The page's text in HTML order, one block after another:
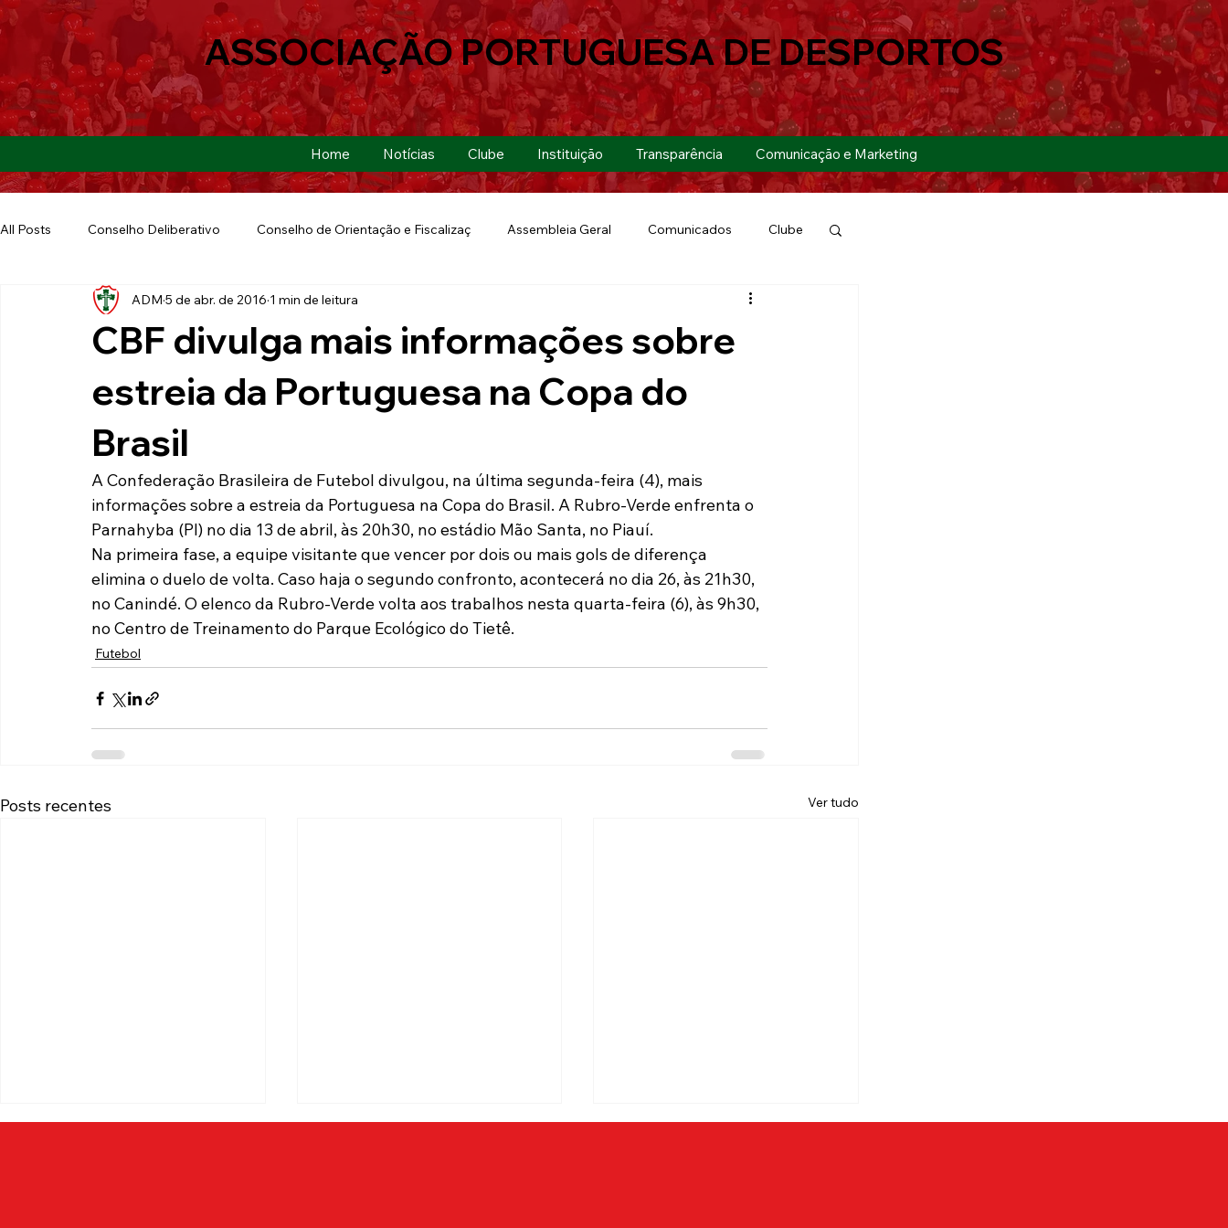
Home Notícias Clube Instituição Transparência Comunicação e Marketing
ASSOCIAÇÃO PORTUGUESA DE DESPORTOS
All Posts Conselho Deliberativo Conselho de Orientação e Fiscalizaç Assembleia Geral Comunicados Clube
Ação Social Futebol Americano Copa São Paulo
Futebol de Base Futebol de Quintal Lusa Futebol Feminino
Paulista A2 2019
Tabelas Recuperação Judicial
CBF divulga mais informações sobre
estreia da Portuguesa na Copa do
Brasil
ADM 5 de abr. de 2016 1 min de leitura
A Confederação Brasileira de Futebol divulgou, na última segunda-feira (4), mais
informações sobre a estreia da Portuguesa na Copa do Brasil. A Rubro-Verde enfrenta o
Parnahyba (PI) no dia 13 de abril, às 20h30, no estádio Mão Santa, no Piauí.
Na primeira fase, a equipe visitante que vencer por dois ou mais gols de diferença
elimina o duelo de volta. Caso haja o segundo confronto, acontecerá no dia 26, às 21h30,
no Canindé. O elenco da Rubro-Verde volta aos trabalhos nesta quarta-feira (6), às 9h30,
no Centro de Treinamento do Parque Ecológico do Tietê.
Futebol
Posts recentes Ver tudo